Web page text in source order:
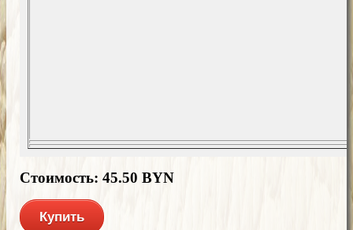
Стоимость: 45.50 BYN
Купить